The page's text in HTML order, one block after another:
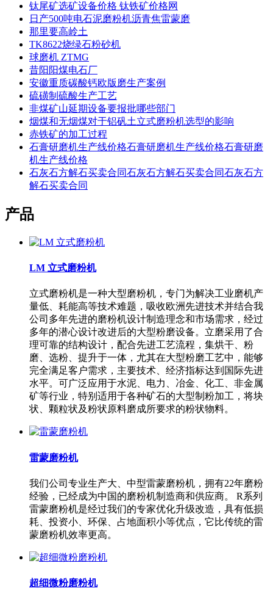
钛尾矿选矿设备价格 钛铁矿价格网
日产500吨电石泥磨粉机沥青焦雷蒙磨
那里要高岭土
TK8622烧绿石粉砂机
球磨机 ZTMG
昔阳阳煤电石厂
安徽重质碳酸钙欧版磨生产案例
硫磺制硫酸生产工艺
非煤矿山延期设备要报批哪些部门
烟煤和无烟煤对于铝矾土立式磨粉机选型的影响
赤铁矿的加工过程
石膏研磨机生产线价格石膏研磨机生产线价格石膏研磨
机生产线价格
石灰石方解石买卖合同石灰石方解石买卖合同石灰石方
解石买卖合同
产品
LM 立式磨粉机
立式磨粉机是一种大型磨粉机，专门为解决工业磨机产
量低、耗能高等技术难题，吸收欧洲先进技术并结合我
公司多年先进的磨粉机设计制造理念和市场需求，经过
多年的潜心设计改进后的大型粉磨设备。立磨采用了合
理可靠的结构设计，配合先进工艺流程，集烘干、粉
磨、选粉、提升于一体，尤其在大型粉磨工艺中，能够
完全满足客户需求，主要技术、经济指标达到国际先进
水平。可广泛应用于水泥、电力、冶金、化工、非金属
矿等行业，特别适用于各种矿石的大型制粉加工，将块
状、颗粒状及粉状原料磨成所要求的粉状物料。
雷蒙磨粉机
我们公司专业生产大、中型雷蒙磨粉机，拥有22年磨粉
经验，已经成为中国的磨粉机制造商和供应商。 R系列
雷蒙磨粉机是经过我们的专家优化升级改造，具有低损
耗、投资小、环保、占地面积小等优点，它比传统的雷
蒙磨粉机效率更高。
超细微粉磨粉机